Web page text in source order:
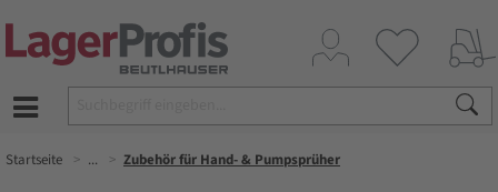
Startseite ... Zubehör für Hand- & Pumpsprüher